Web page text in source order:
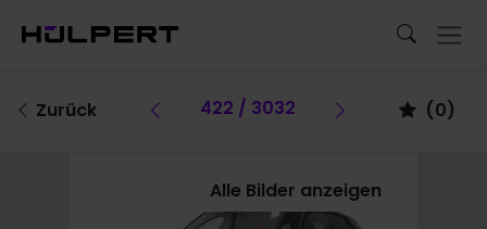
Zurück Vorheriges Fahrzeug
422 / 3032 Vorheriges
(0)
Alle Bilder anzeigen